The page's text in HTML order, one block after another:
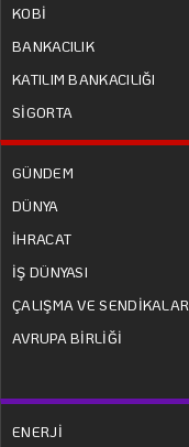
MEHMET UTKU ŞENTÜRK
KOBİ
BANKACILIK
KATILIM BANKACILIĞI
SİGORTA
GÜNDEM
DÜNYA
İHRACAT
İŞ DÜNYASI
ÇALIŞMA VE SENDİKALAR
AVRUPA BİRLİĞİ
ENERJİ